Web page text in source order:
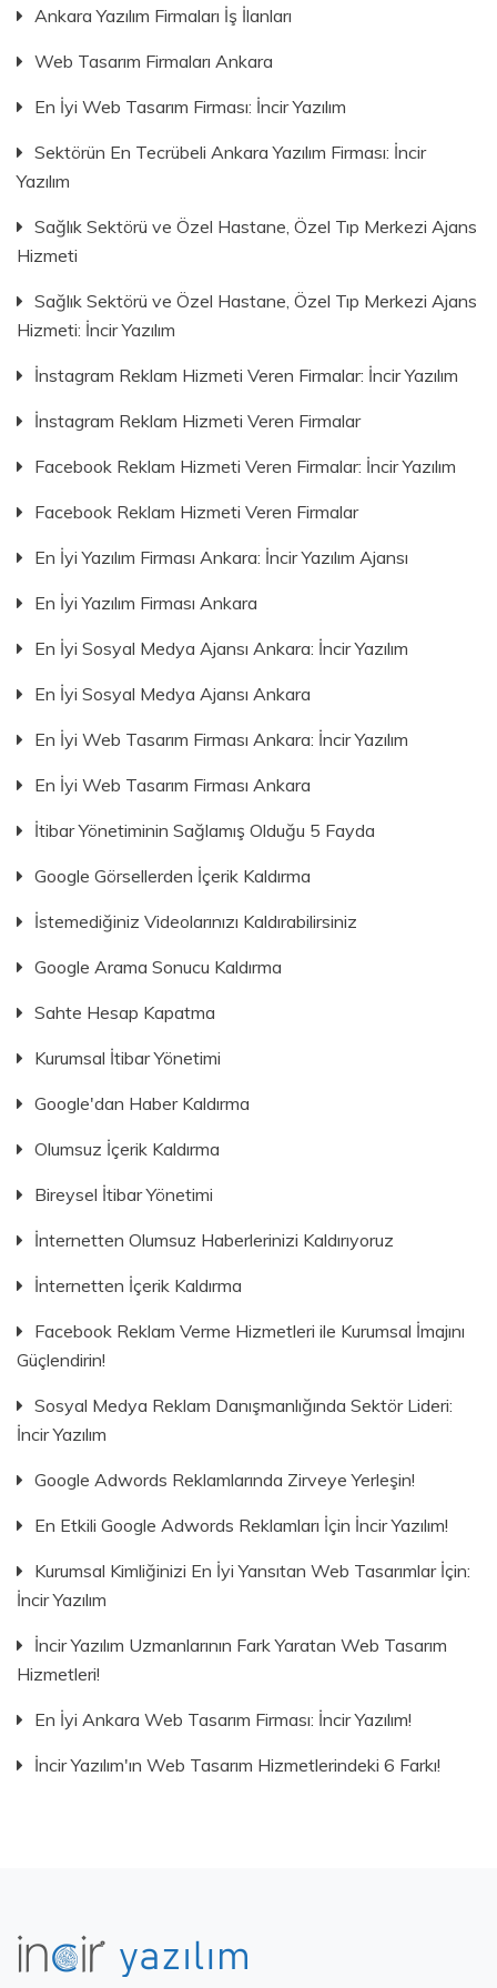
Ankara Yazılım Firmaları İş İlanları
Web Tasarım Firmaları Ankara
En İyi Web Tasarım Firması: İncir Yazılım
Sektörün En Tecrübeli Ankara Yazılım Firması: İncir
Yazılım
Sağlık Sektörü ve Özel Hastane, Özel Tıp Merkezi Ajans
Hizmeti
Sağlık Sektörü ve Özel Hastane, Özel Tıp Merkezi Ajans
Hizmeti: İncir Yazılım
İnstagram Reklam Hizmeti Veren Firmalar: İncir Yazılım
İnstagram Reklam Hizmeti Veren Firmalar
Facebook Reklam Hizmeti Veren Firmalar: İncir Yazılım
Facebook Reklam Hizmeti Veren Firmalar
En İyi Yazılım Firması Ankara: İncir Yazılım Ajansı
En İyi Yazılım Firması Ankara
En İyi Sosyal Medya Ajansı Ankara: İncir Yazılım
En İyi Sosyal Medya Ajansı Ankara
En İyi Web Tasarım Firması Ankara: İncir Yazılım
En İyi Web Tasarım Firması Ankara
İtibar Yönetiminin Sağlamış Olduğu 5 Fayda
Google Görsellerden İçerik Kaldırma
İstemediğiniz Videolarınızı Kaldırabilirsiniz
Google Arama Sonucu Kaldırma
Sahte Hesap Kapatma
Kurumsal İtibar Yönetimi
Google'dan Haber Kaldırma
Olumsuz İçerik Kaldırma
Bireysel İtibar Yönetimi
İnternetten Olumsuz Haberlerinizi Kaldırıyoruz
İnternetten İçerik Kaldırma
Facebook Reklam Verme Hizmetleri ile Kurumsal İmajını
Güçlendirin!
Sosyal Medya Reklam Danışmanlığında Sektör Lideri:
İncir Yazılım
Google Adwords Reklamlarında Zirveye Yerleşin!
En Etkili Google Adwords Reklamları İçin İncir Yazılım!
Kurumsal Kimliğinizi En İyi Yansıtan Web Tasarımlar İçin:
İncir Yazılım
İncir Yazılım Uzmanlarının Fark Yaratan Web Tasarım
Hizmetleri!
En İyi Ankara Web Tasarım Firması: İncir Yazılım!
İncir Yazılım'ın Web Tasarım Hizmetlerindeki 6 Farkı!